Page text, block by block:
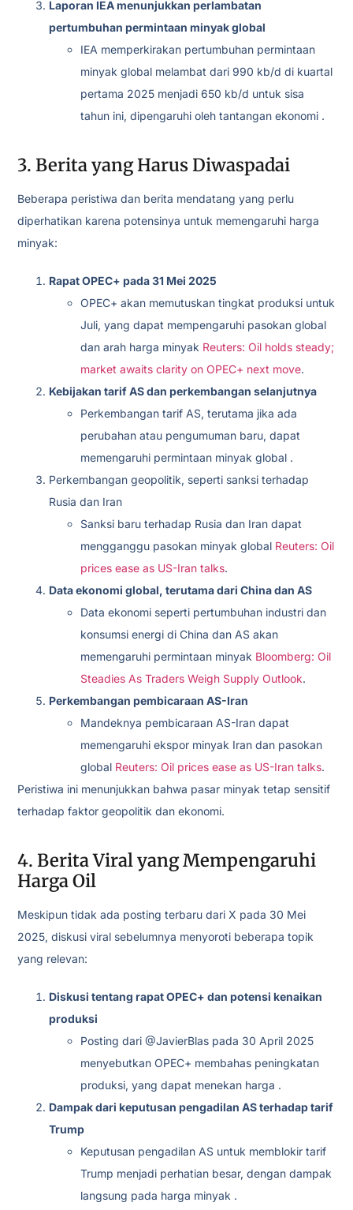
Laporan IEA menunjukkan perlambatan
pertumbuhan permintaan minyak global
IEA memperkirakan pertumbuhan permintaan
minyak global melambat dari 990 kb/d di kuartal
pertama 2025 menjadi 650 kb/d untuk sisa
tahun ini, dipengaruhi oleh tantangan ekonomi .
3. Berita yang Harus Diwaspadai
Beberapa peristiwa dan berita mendatang yang perlu
diperhatikan karena potensinya untuk memengaruhi harga
minyak:
Rapat OPEC+ pada 31 Mei 2025
OPEC+ akan memutuskan tingkat produksi untuk
Juli, yang dapat mempengaruhi pasokan global
dan arah harga minyak Reuters: Oil holds steady;
market awaits clarity on OPEC+ next move.
Kebijakan tarif AS dan perkembangan selanjutnya
Perkembangan tarif AS, terutama jika ada
perubahan atau pengumuman baru, dapat
memengaruhi permintaan minyak global .
Perkembangan geopolitik, seperti sanksi terhadap
Rusia dan Iran
Sanksi baru terhadap Rusia dan Iran dapat
mengganggu pasokan minyak global Reuters: Oil
prices ease as US-Iran talks.
Data ekonomi global, terutama dari China dan AS
Data ekonomi seperti pertumbuhan industri dan
konsumsi energi di China dan AS akan
memengaruhi permintaan minyak Bloomberg: Oil
Steadies As Traders Weigh Supply Outlook.
Perkembangan pembicaraan AS-Iran
Mandeknya pembicaraan AS-Iran dapat
memengaruhi ekspor minyak Iran dan pasokan
global Reuters: Oil prices ease as US-Iran talks.
Peristiwa ini menunjukkan bahwa pasar minyak tetap sensitif
terhadap faktor geopolitik dan ekonomi.
4. Berita Viral yang Mempengaruhi
Harga Oil
Meskipun tidak ada posting terbaru dari X pada 30 Mei
2025, diskusi viral sebelumnya menyoroti beberapa topik
yang relevan:
Diskusi tentang rapat OPEC+ dan potensi kenaikan
produksi
Posting dari @JavierBlas pada 30 April 2025
menyebutkan OPEC+ membahas peningkatan
produksi, yang dapat menekan harga .
Dampak dari keputusan pengadilan AS terhadap tarif
Trump
Keputusan pengadilan AS untuk memblokir tarif
Trump menjadi perhatian besar, dengan dampak
langsung pada harga minyak .